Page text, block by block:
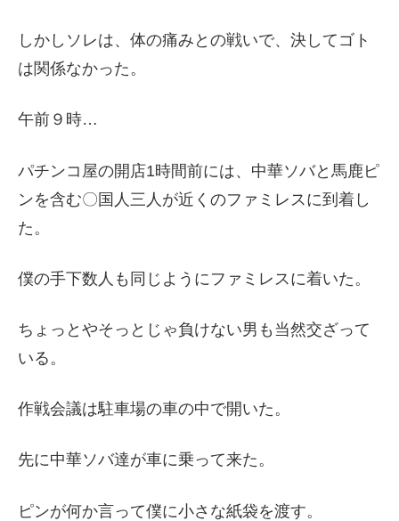
しかしソレは、体の痛みとの戦いで、決してゴト
は関係なかった。
午前９時…
パチンコ屋の開店1時間前には、中華ソバと馬鹿ピ
ンを含む〇国人三人が近くのファミレスに到着し
た。
僕の手下数人も同じようにファミレスに着いた。
ちょっとやそっとじゃ負けない男も当然交ざって
いる。
作戦会議は駐車場の車の中で開いた。
先に中華ソバ達が車に乗って来た。
ピンが何か言って僕に小さな紙袋を渡す。